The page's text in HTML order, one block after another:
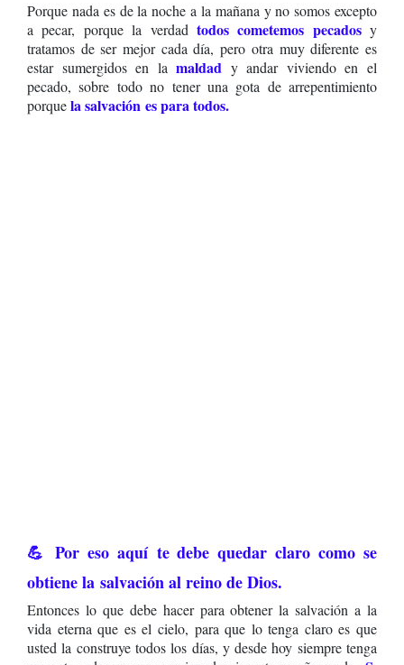
Porque nada es de la noche a la mañana y no somos excepto
a pecar, porque la verdad todos cometemos pecadosy
tratamos de ser mejor cada día, pero otra muy diferente es
estar sumergidos en lamaldad y andar viviendo en el
pecado, sobre todo no tener una gota de arrepentimiento
porquela salvación es para todos.
💪 Por eso aquí te debe quedar claro como se
obtiene la salvación al reino de Dios.
Entonces lo que debe hacer para obtener la salvación a la
vida eterna que es el cielo, para que lo tenga claro es que
usted la construye todos los días, y desde hoy siempre tenga